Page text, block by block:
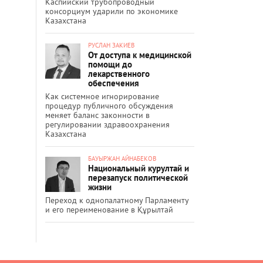
консорциум ударили по экономике
Казахстана
РУСЛАН ЗАКИЕВ
От доступа к медицинской
помощи до
лекарственного
обеспечения
Как системное игнорирование
процедур публичного обсуждения
меняет баланс законности в
регулировании здравоохранения
Казахстана
БАУЫРЖАН АЙНАБЕКОВ
Национальный курултай и
перезапуск политической
жизни
Переход к однопалатному Парламенту
и его переименование в Құрылтай